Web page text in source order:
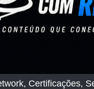
Certificações,